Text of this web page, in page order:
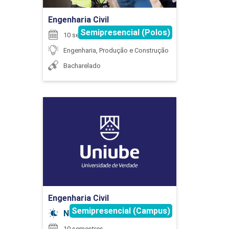
CONTABILIDADE GERENCIAL E ANÁLISES
105
CONTROLE E CONFIABILIDADE DO
PROCESSO
PAULO LIMIRIO DA SILVA
RICARDO BARATELLA
SANDRO FERREIRA FERNANDES
Engenharia Civil
Semipresencial (Polos)
10 semestres
Engenharia, Produção e Construção
Bacharelado
Engenharia Civil
Noturno
Semipresencial (Campus)
Detalhes do curso